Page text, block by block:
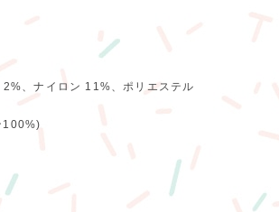
ナイロン 11%、ポリエステル